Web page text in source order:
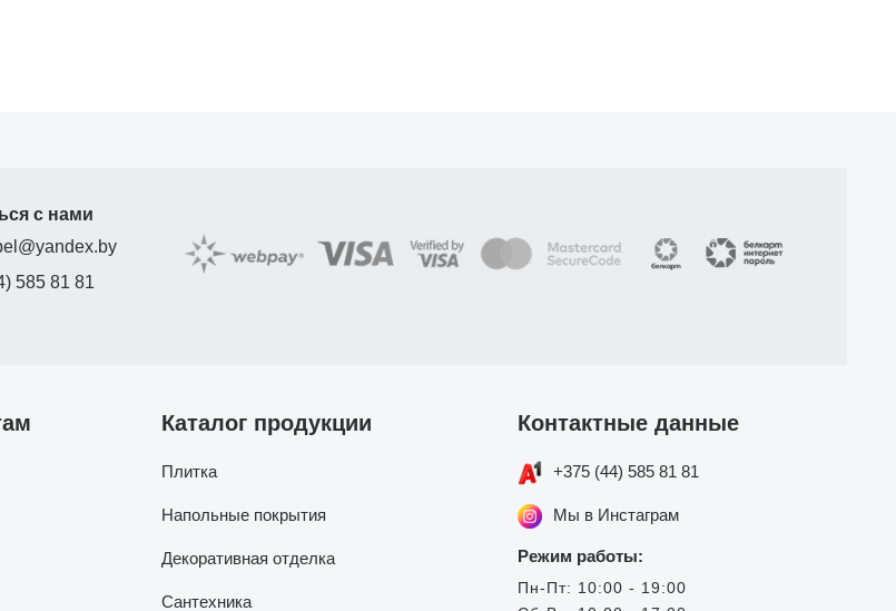
с нами
585 81 81
Каталог продукции
Плитка
Напольные покрытия
Декоративная отделка
Сантехника
Контактные данные
+375 (44) 585 81 81
Мы в Инстаграм
Режим работы:
Пн-Пт: 10:00 - 19:00